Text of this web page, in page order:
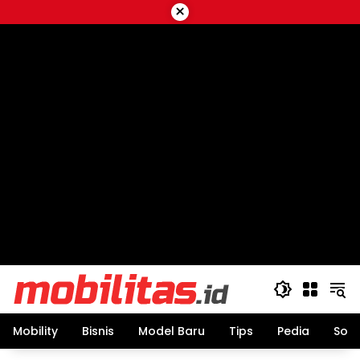
to
×
Mobility Bisnis Model Baru Tips Pedia